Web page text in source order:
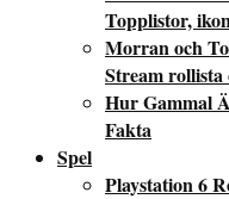
Topplistor,
Morran och
Stream
Hur Gammal
Fakta
Spel
Playstation 6